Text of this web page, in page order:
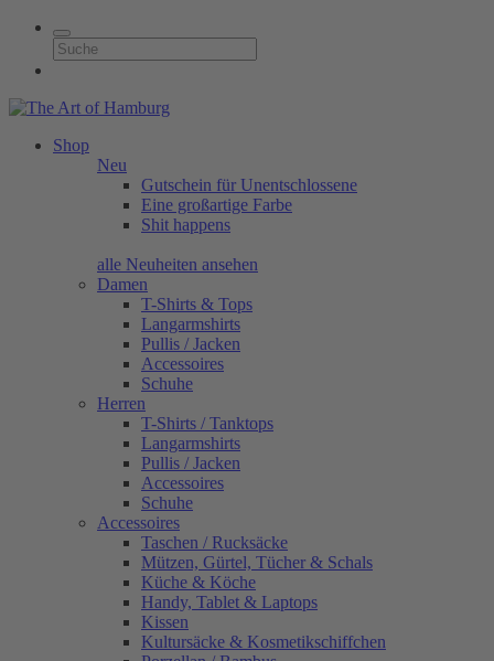
Shop
Neu
Gutschein für Unentschlossene
Eine großartige Farbe
Shit happens
alle Neuheiten ansehen
Damen
T-Shirts & Tops
Langarmshirts
Pullis / Jacken
Accessoires
Schuhe
Herren
T-Shirts / Tanktops
Langarmshirts
Pullis / Jacken
Accessoires
Schuhe
Accessoires
Taschen / Rucksäcke
Mützen, Gürtel, Tücher & Schals
Küche & Köche
Handy, Tablet & Laptops
Kissen
Kultursäcke & Kosmetikschiffchen